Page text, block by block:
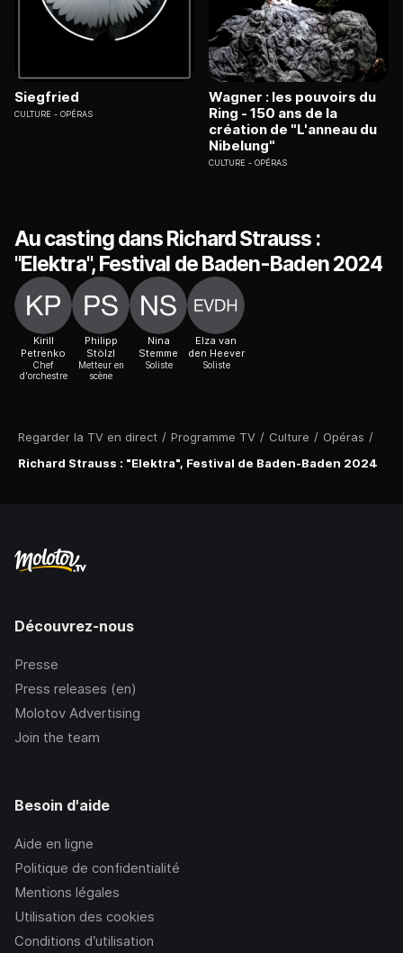
Regarder la TV en direct / Programme TV / Culture / Opéras /
Richard Strauss : "Elektra", Festival de Baden-Baden 2024
Siegfried
CULTURE OPÉRAS
Wagner : les pouvoirs du
Ring - 150 ans de la
création de "L'anneau du
Nibelung"
CULTURE OPÉRAS
Au casting dans Richard Strauss :
"Elektra", Festival de Baden-Baden 2024
Kirill
Petrenko
Chef
d'orchestre
Philipp
Stölzl
Metteur en
scène
Nina
Stemme
Soliste
Elza van
den Heever
Soliste
Découvrez-nous
Presse
Press releases (en)
Molotov Advertising
Join the team
Besoin d'aide
Aide en ligne
Politique de confidentialité
Mentions légales
Utilisation des cookies
Conditions d’utilisation